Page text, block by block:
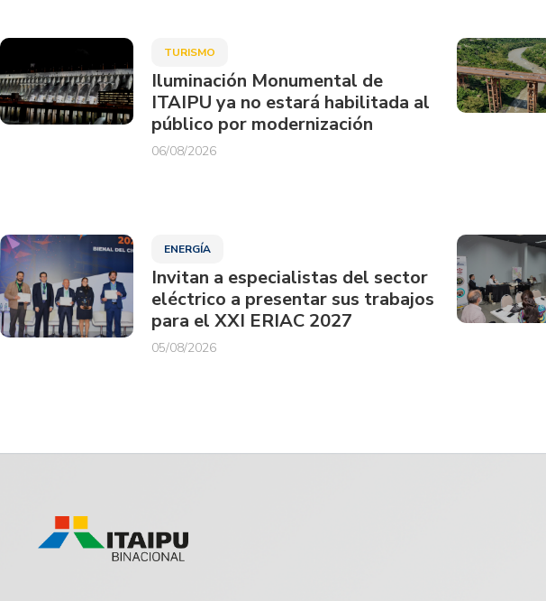
TURISMO
Iluminación Monumental de
ITAIPU ya no estará habilitada al
público por modernización
06/08/2026
ENERGÍA
Invitan a especialistas del sector
eléctrico a presentar sus trabajos
para el XXI ERIAC 2027
05/08/2026